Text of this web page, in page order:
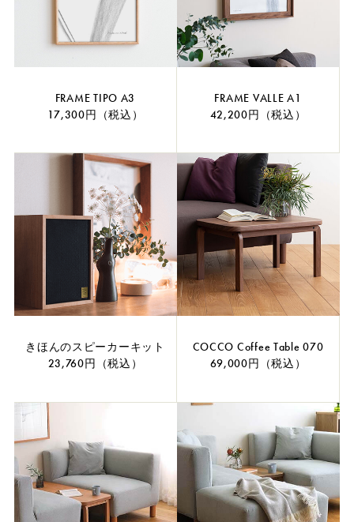
FRAME TIPO A3
17,300円（税込）
FRAME VALLE A1
42,200円（税込）
きほんのスピーカーキット
23,760円（税込）
COCCO Coffee Table 070
69,000円（税込）